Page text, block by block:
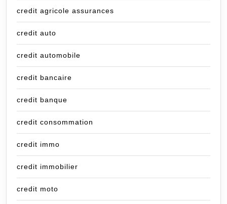
credit agricole assurances
credit auto
credit automobile
credit bancaire
credit banque
credit consommation
credit immo
credit immobilier
credit moto